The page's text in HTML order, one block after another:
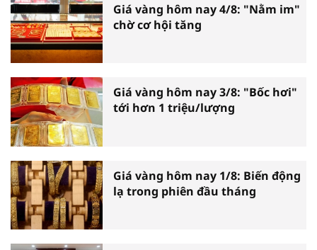
Giá vàng hôm nay 4/8: "Nằm im"
chờ cơ hội tăng
Giá vàng hôm nay 3/8: "Bốc hơi"
tới hơn 1 triệu/lượng
Giá vàng hôm nay 1/8: Biến động
lạ trong phiên đầu tháng